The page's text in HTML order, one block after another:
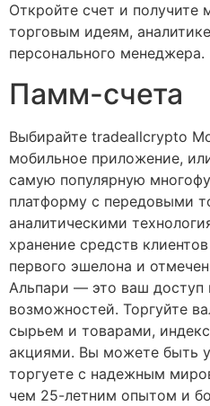
Откройте счет и получите
торговым идеям,
персонального менеджера.
Памм-счета
Выбирайте tradeallcrypto
мобильное приложение,
самую популярную
платформу с передовыми
аналитическими
хранение средств
первого эшелона и
Альпари — это ваш доступ
возможностей. Торгуйте
сырьем и товарами,
акциями. Вы можете быть
торгуете с надежным
чем 25-летним опытом и